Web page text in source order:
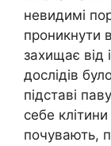
невидимі
проникнути
захищає від
дослідів
підставі
себе
почувають,